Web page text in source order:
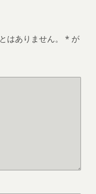
はありません。 * が